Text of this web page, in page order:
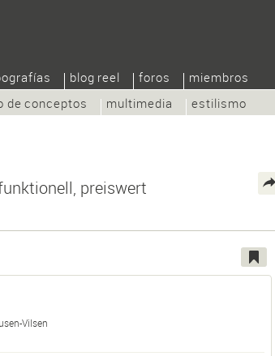
de conceptos multimedia estilismo
blog reel foros miembros
preiswert
Vilsen